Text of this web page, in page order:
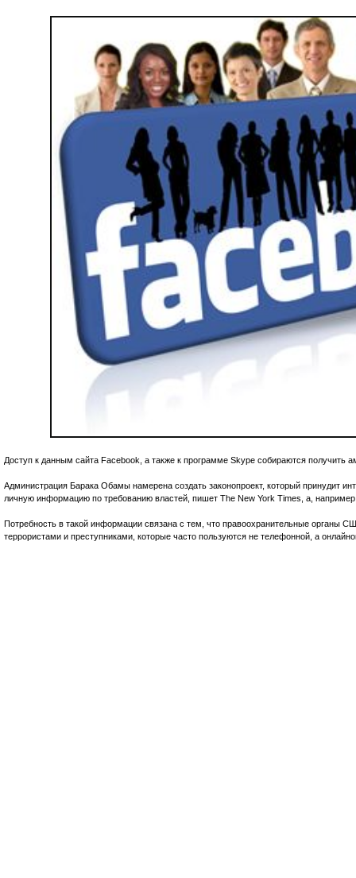
Доступ к данным сайта Facebook, а также к программе Skype собираются получить
Администрация Барака Обамы намерена создать законопроект, который принудит
личную информацию по требованию властей, пишет The New York Times, а,
Потребность в такой информации связана с тем, что правоохранительные органы
террористами и преступниками, которые часто пользуются не телефонной, а